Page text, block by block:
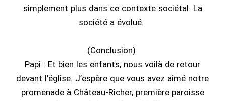
simplement plus dans ce contexte sociétal. La
société a évolué.
(Conclusion)
Papi : Et bien les enfants, nous voilà de retour
devant l’église. J’espère que vous avez aimé notre
promenade à Château-Richer, première paroisse